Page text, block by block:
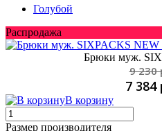
Голубой
Распродажа
Брюки муж.
9 230
7 384
В корзину
Размер производителя